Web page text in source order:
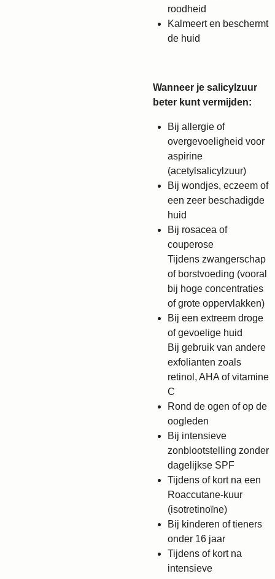
roodheid
Kalmeert en beschermt
de huid
Wanneer je salicylzuur
beter kunt vermijden:
Bij allergie of
overgevoeligheid voor
aspirine
(acetylsalicylzuur)
Bij wondjes, eczeem of
een zeer beschadigde
huid
Bij rosacea of
couperose
Tijdens zwangerschap
of borstvoeding (vooral
bij hoge concentraties
of grote oppervlakken)
Bij een extreem droge
of gevoelige huid
Bij gebruik van andere
exfolianten zoals
retinol, AHA of vitamine
C
Rond de ogen of op de
oogleden
Bij intensieve
zonblootstelling zonder
dagelijkse SPF
Tijdens of kort na een
Roaccutane-kuur
(isotretinoïne)
Bij kinderen of tieners
onder 16 jaar
Tijdens of kort na
intensieve